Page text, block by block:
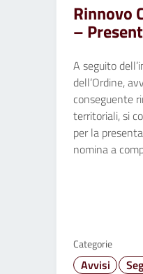
Rinnovo
–
A seguito
dell’Ordine,
conseguente
territoriali, si
per la
nomina a
Categorie
Avvisi